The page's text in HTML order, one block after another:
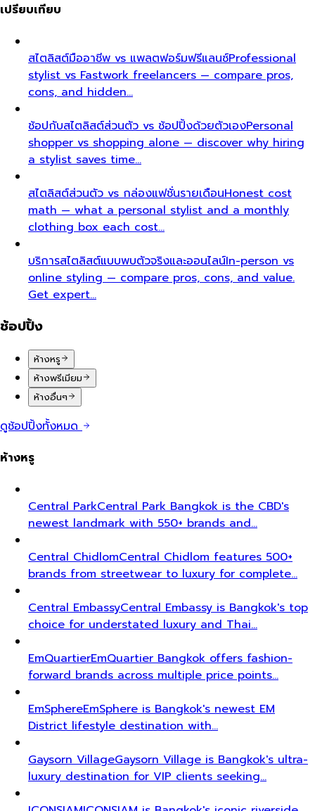
เปรียบเทียบ
สไตลิสต์มืออาชีพ vs แพลตฟอร์มฟรีแลนซ์Professional
stylist vs Fastwork freelancers — compare pros,
cons, and hidden…
ช้อปกับสไตลิสต์ส่วนตัว vs ช้อปปิ้งด้วยตัวเองPersonal
shopper vs shopping alone — discover why hiring
a stylist saves time…
สไตลิสต์ส่วนตัว vs กล่องแฟชั่นรายเดือนHonest cost
math — what a personal stylist and a monthly
clothing box each cost…
บริการสไตลิสต์แบบพบตัวจริงและออนไลน์In-person vs
online styling — compare pros, cons, and value.
Get expert…
ช้อปปิ้ง
ห้างหรู
ห้างพรีเมียม
ห้างอื่นๆ
ดูช้อปปิ้งทั้งหมด
ห้างหรู
Central ParkCentral Park Bangkok is the CBD's
newest landmark with 550+ brands and…
Central ChidlomCentral Chidlom features 500+
brands from streetwear to luxury for complete…
Central EmbassyCentral Embassy is Bangkok's top
choice for understated luxury and Thai…
EmQuartierEmQuartier Bangkok offers fashion-
forward brands across multiple price points…
EmSphereEmSphere is Bangkok's newest EM
District lifestyle destination with…
Gaysorn VillageGaysorn Village is Bangkok's ultra-
luxury destination for VIP clients seeking…